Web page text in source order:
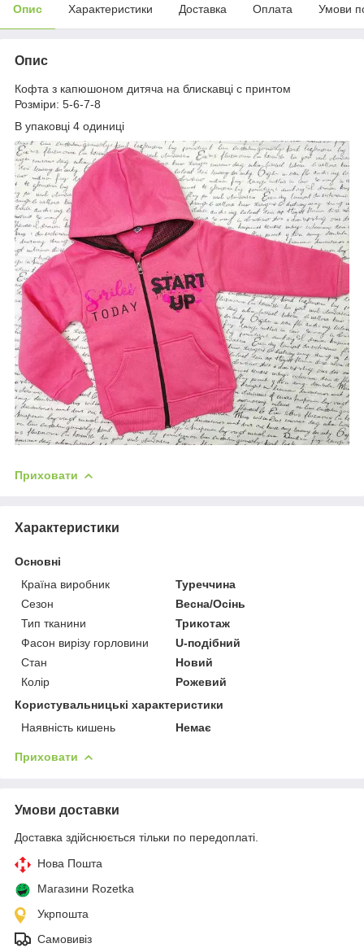
Опис Характеристики Доставка Оплата Умови
Опис
Кофта з капюшоном дитяча на блискавці с принтом
Розміри: 5-6-7-8
В упаковці 4 одиниці
Приховати
Характеристики
Основні
Країна виробник
Туреччина
Сезон
Весна/Осінь
Тип тканини
Трикотаж
Фасон вирізу горловини
U-подібний
Стан
Новий
Колір
Рожевий
Користувальницькі характеристики
Наявність кишень
Немає
Приховати
Умови доставки
Доставка здійснюється тільки по передоплаті.
Нова Пошта
Магазини Rozetka
Укрпошта
Самовивіз